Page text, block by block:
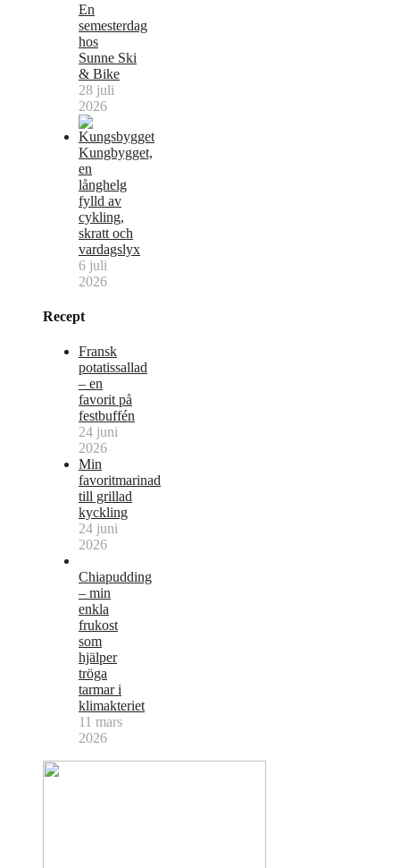
En
semesterdag
hos
Sunne Ski
& Bike
28 juli
2026
Kungbygget,
en
långhelg
fylld av
cykling,
skratt och
vardagslyx
6 juli
2026
Recept
Fransk
potatissallad
– en
favorit på
festbuffén
24 juni
2026
Min
favoritmarinad
till grillad
kyckling
24 juni
2026
Chiapudding
– min
enkla
frukost
som
hjälper
tröga
tarmar i
klimakteriet
11 mars
2026